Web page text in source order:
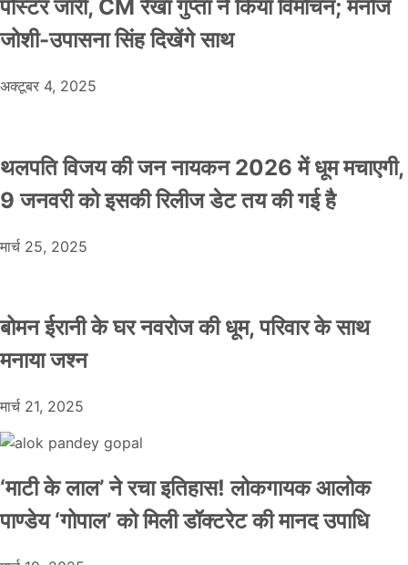
पोस्टर जारी, CM रेखा गुप्ता ने किया विमोचन; मनोज
जोशी-उपासना सिंह दिखेंगे साथ
अक्टूबर 4, 2025
थलपति विजय की जन नायकन 2026 में धूम मचाएगी,
9 जनवरी को इसकी रिलीज डेट तय की गई है
मार्च 25, 2025
बोमन ईरानी के घर नवरोज की धूम, परिवार के साथ
मनाया जश्न
मार्च 21, 2025
‘माटी के लाल’ ने रचा इतिहास! लोकगायक आलोक
पाण्डेय ‘गोपाल’ को मिली डॉक्टरेट की मानद उपाधि